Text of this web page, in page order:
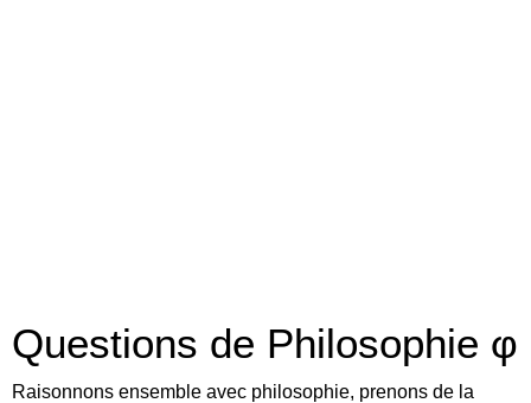
Questions de Philosophie φ
Raisonnons ensemble avec philosophie, prenons de la